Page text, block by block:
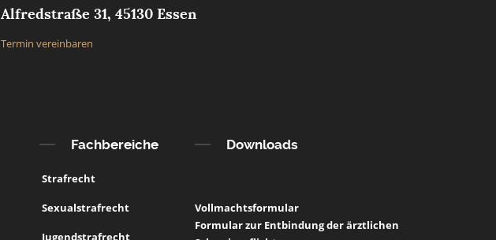
Alfredstraße 31, 45130 Essen
Termin vereinbaren
Fachbereiche
Strafrecht
Sexualstrafrecht
Downloads
Vollmachtsformular
Formular zur Entbindung der ärztlichen